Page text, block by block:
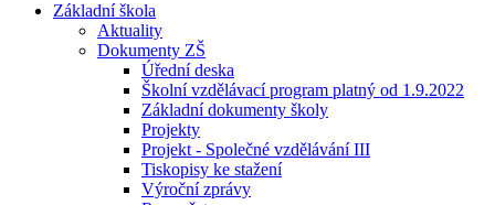
Základní škola
Aktuality
Dokumenty ZŠ
Úřední deska
Školní vzdělávací program platný od 1.9.2022
Základní dokumenty školy
Projekty
Projekt - Společné vzdělávání III
Tiskopisy ke stažení
Výroční zprávy